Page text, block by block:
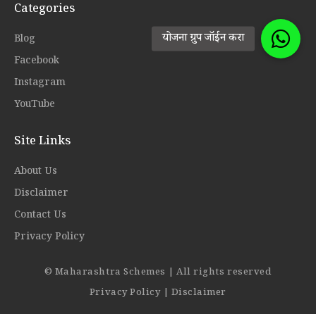
Categories
Blog
Facebook
Instagram
YouTube
Site Links
About Us
Disclaimer
Contact Us
Privacy Policy
© Maharashtra Schemes | All rights reserved
Privacy Policy| Disclaimer